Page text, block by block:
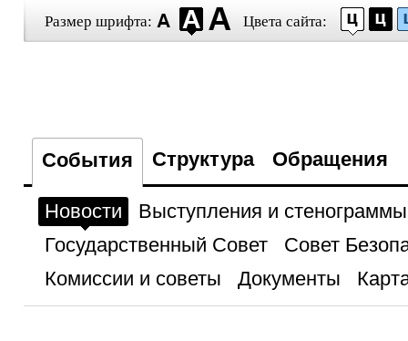
Размер шрифта: Цвета сайта:
События Структура Обращения
Новости
Выступления и стенограммы
Государственный Совет
Совет
Комиссии и советы
Документы